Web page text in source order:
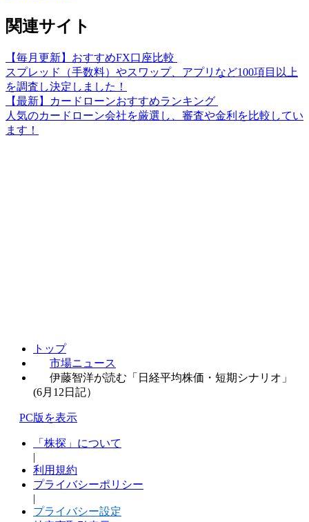
関連サイト
【毎月更新】おすすめFX口座比較
スプレッド（手数料）やスワップ、アプリなど100項目以上
を調査し決定しました！
【最新】カードローンおすすめランキング
人気のカードローン会社を厳選し、審査や金利を比較してい
ます！
トップ
市場ニュース
伊藤智洋が読む「日経平均株価・短期シナリオ」
(6月12日記）
PC版を表示
「株探」について
|
利用規約
プライバシーポリシー
|
プライバシー設定